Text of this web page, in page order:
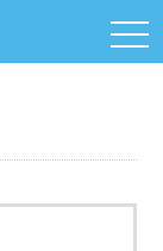
t
o
g
a
i